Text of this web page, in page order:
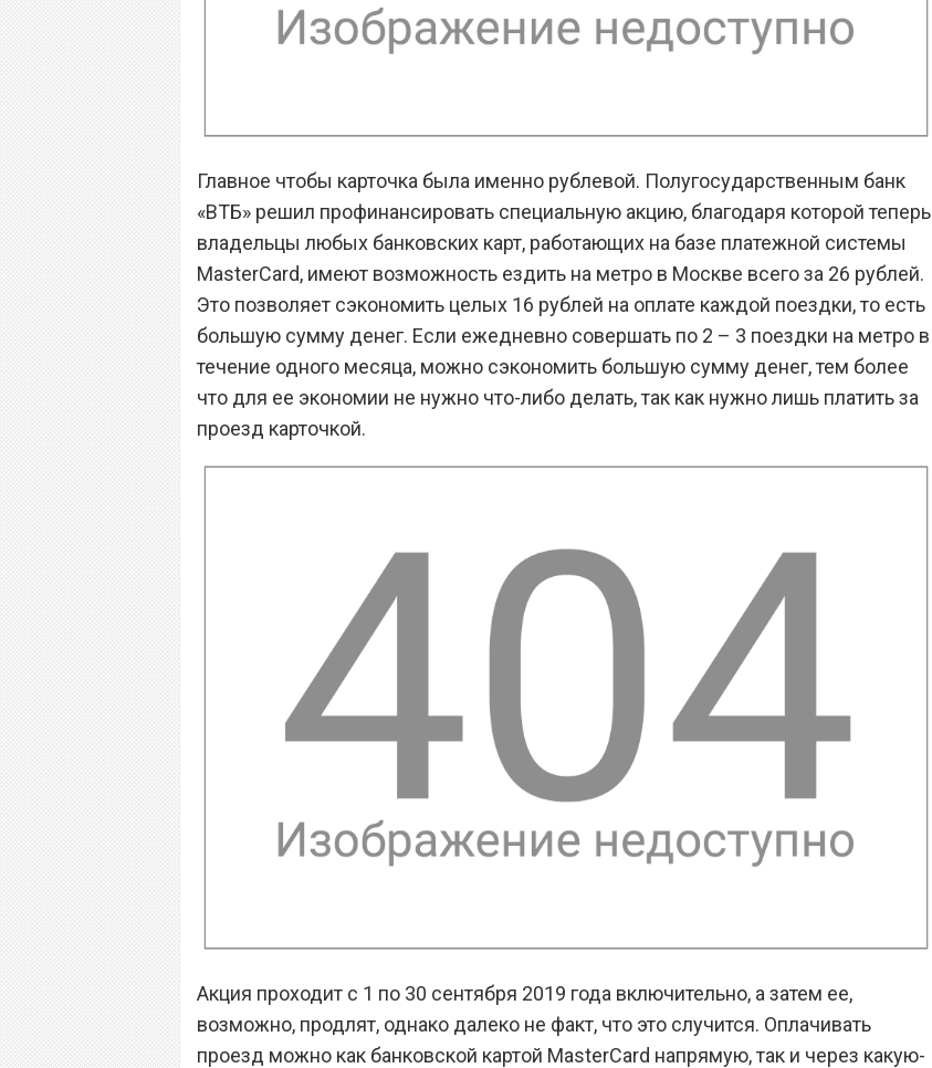
Главное чтобы карточка была именно рублевой. Полугосударственным банк
«ВТБ» решил профинансировать специальную акцию, благодаря которой теперь
владельцы любых банковских карт, работающих на базе платежной системы
MasterCard, имеют возможность ездить на метро в Москве всего за 26 рублей.
Это позволяет сэкономить целых 16 рублей на оплате каждой поездки, то есть
большую сумму денег. Если ежедневно совершать по 2 – 3 поездки на метро в
течение одного месяца, можно сэкономить большую сумму денег, тем более
что для ее экономии не нужно что-либо делать, так как нужно лишь платить за
проезд карточкой.
Акция проходит с 1 по 30 сентября 2019 года включительно, а затем ее,
возможно, продлят, однако далеко не факт, что это случится. Оплачивать
проезд можно как банковской картой MasterCard напрямую, так и через какую-